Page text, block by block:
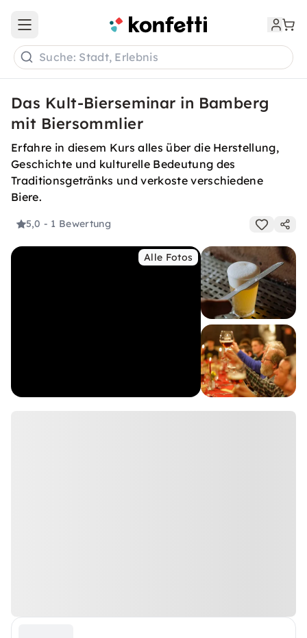
Open main menu
Suche: Stadt, Erlebnis
Das Kult-Bierseminar in Bamberg
mit Biersommlier
Erfahre in diesem Kurs alles über die Herstellung,
Geschichte und kulturelle Bedeutung des
Traditionsgetränks und verkoste verschiedene
Biere.
5,0 - 1 Bewertung
Alle Fotos